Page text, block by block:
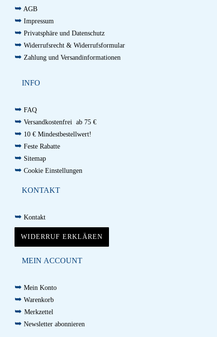
➥ AGB
➥ Impressum
➥ Privatsphäre und Datenschutz
➥ Widerrufsrecht & Widerrufsformular
➥ Zahlung und Versandinformationen
INFO
➥ FAQ
➥ Versandkostenfrei ab 75 €
➥ 10 € Mindestbestellwert!
➥ Feste Rabatte
➥ Sitemap
➥ Cookie Einstellungen
KONTAKT
➥ Kontakt
WIDERRUF ERKLÄREN
MEIN ACCOUNT
➥ Mein Konto
➥ Warenkorb
➥ Merkzettel
➥ Newsletter abonnieren